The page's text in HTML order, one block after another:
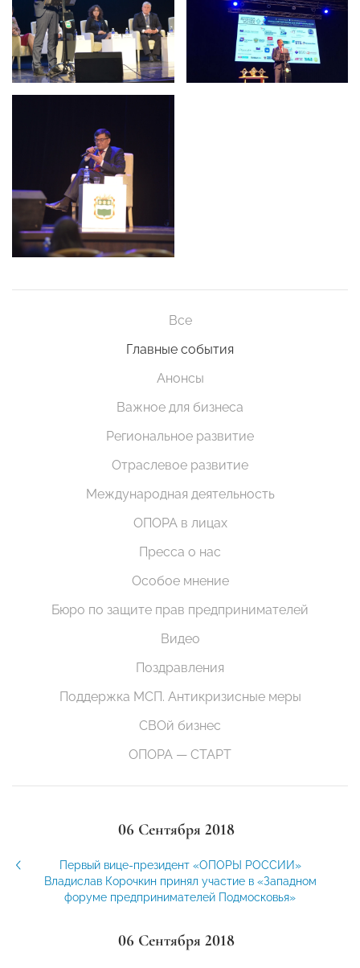
Все
Главные события
Анонсы
Важное для бизнеса
Региональное развитие
Отраслевое развитие
Международная деятельность
ОПОРА в лицах
Пресса о нас
Особое мнение
Бюро по защите прав предпринимателей
Видео
Поздравления
Поддержка МСП. Антикризисные меры
СВОй бизнес
ОПОРА — СТАРТ
06 Сентября 2018
Первый вице-президент «ОПОРЫ РОССИИ»
Владислав Корочкин принял участие в «Западном
форуме предпринимателей Подмосковья»
06 Сентября 2018